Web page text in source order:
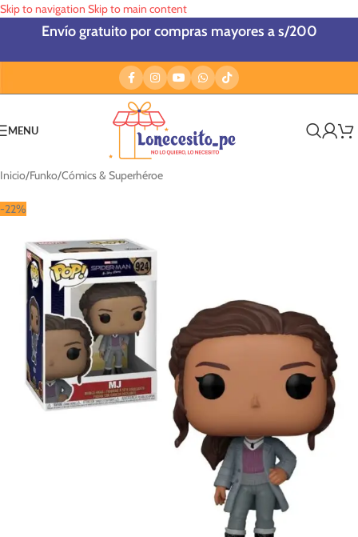
Skip to navigation Skip to main content
Envío gratuito por compras mayores a s/200
MENU
Inicio/Funko/Cómics & Superhéroe
-22%